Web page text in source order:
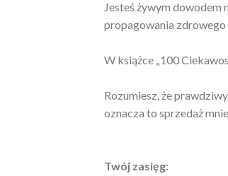
Jesteś żywym dowodem
propagowania zdrowego
W książce „100
Rozumiesz, że
oznacza to sprzedaż
Twój zasięg: